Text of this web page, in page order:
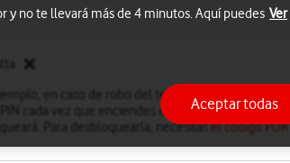
en caso de robo del teléfono. Cuando el uso
cada vez que enciendes el teléfono.
Para desbloquearla, necesitasel código PUK
no te llevará más de 4 minutos. Aquí puedes Ver
Aceptar todas